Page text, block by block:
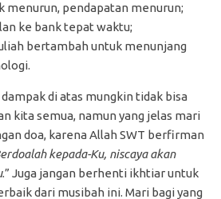
menurun, pendapatan menurun;
ke bank tepat waktu;
bertambah untuk menunjang
di atas mungkin tidak bisa
kita semua, namun yang jelas mari
doa, karena Allah SWT berfirman
kepada-Ku, niscaya akan
.” Juga jangan berhenti ikhtiar untuk
dari musibah ini. Mari bagi yang